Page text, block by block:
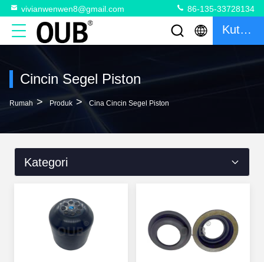
vivianwenwen8@gmail.com 86-135-33728134
Kutipan
Cincin Segel Piston
Rumah > Produk > Cina Cincin Segel Piston
Kategori